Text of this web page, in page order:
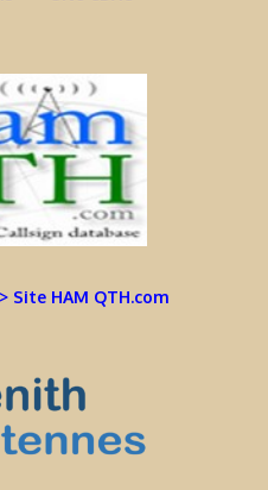
Site HAM QTH.com